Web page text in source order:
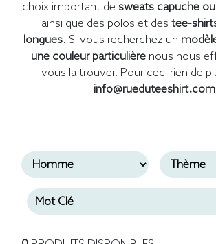
choix important de sweats capuche
ainsi que des polos et des tee-
longues. Si vous recherchez un
une couleur particulièrenous nous
vous la trouver. Pour ceci rien de
info@rueduteeshirt.com